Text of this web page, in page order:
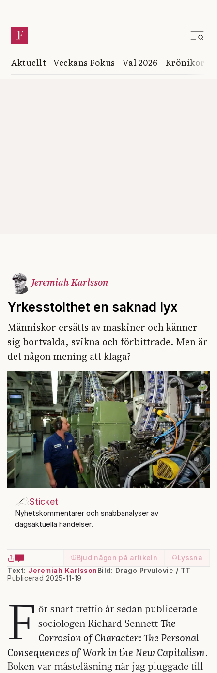
Aktuellt Veckans Fokus Val 2026 Krönikor
Jeremiah Karlsson
Yrkesstolthet en saknad lyx
Människor ersätts av maskiner och känner
sig bortvalda, svikna och förbittrade. Men är
det någon mening att klaga?
Sticket
Nyhetskommentarer och snabbanalyser av
dagsaktuella händelser.
Bjud någon på artikeln
Lyssna
Text: Jeremiah Karlsson
Publicerad 2025-11-19
Bild: Drago Prvulovic / TT
F ör snart trettio år sedan publicerade
sociologen Richard SennettThe
Corrosion of Character: The Personal
Consequences of Work in the New Capitalism.
Boken var måsteläsning när jag pluggade till